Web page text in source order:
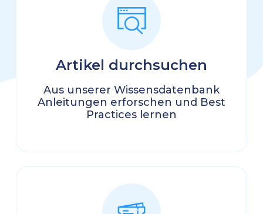
Artikel durchsuchen
Aus unserer Wissensdatenbank
Anleitungen erforschen und Best
Practices lernen